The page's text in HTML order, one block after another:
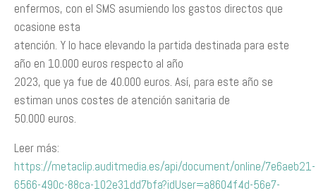
enfermos, con el SMS asumiendo los gastos directos que
ocasione esta
atención. Y lo hace elevando la partida destinada para este
año en 10.000 euros respecto al año
2023, que ya fue de 40.000 euros. Así, para este año se
estiman unos costes de atención sanitaria de
50.000 euros.
Leer más:
https://metaclip.auditmedia.es/api/document/online/7e6aeb21-
6566-490c-88ca-102e31dd7bfa?idUser=a8604f4d-56e7-